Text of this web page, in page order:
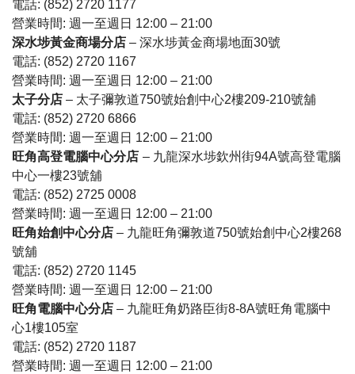
電話: (852) 2720 1177
營業時間: 週一至週日 12:00 – 21:00
深水埗黃金商場分店 – 深水埗黃金商場地面30號
電話: (852) 2720 1167
營業時間: 週一至週日 12:00 – 21:00
太子分店 – 太子彌敦道750號始創中心2樓209-210號舖
電話: (852) 2720 6866
營業時間: 週一至週日 12:00 – 21:00
旺角高登電腦中心分店 – 九龍深水埗欽州街94A號高登電腦
中心一樓23號舖
電話: (852) 2725 0008
營業時間: 週一至週日 12:00 – 21:00
旺角始創中心分店 – 九龍旺角彌敦道750號始創中心2樓268
號舖
電話: (852) 2720 1145
營業時間: 週一至週日 12:00 – 21:00
旺角電腦中心分店 – 九龍旺角奶路臣街8-8A號旺角電腦中
心1樓105室
電話: (852) 2720 1187
營業時間: 週一至週日 12:00 – 21:00